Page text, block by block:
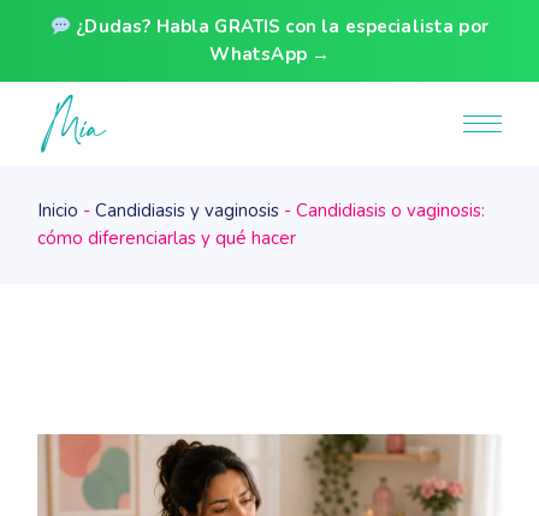
¿Dudas? Habla GRATIS con la especialista por
WhatsApp →
Skip
content
Inicio Candidiasis y vaginosis
Candidiasis o vaginosis:
cómo diferenciarlas y qué hacer